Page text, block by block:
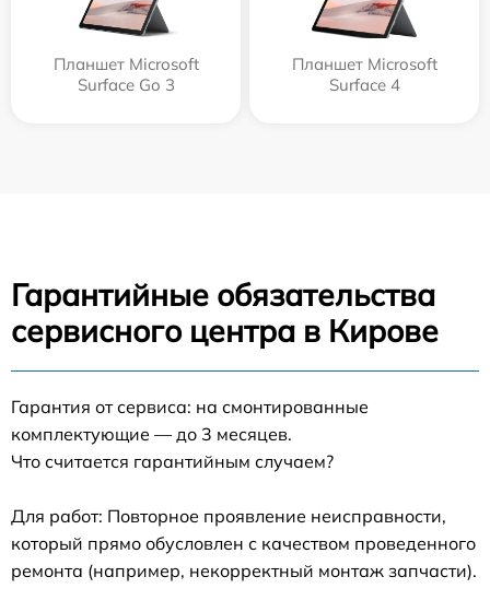
Планшет Microsoft
Surface Go 3
Планшет Microsoft
Surface 4
Гарантийные обязательства
сервисного центра в Кирове
Гарантия от сервиса: на смонтированные
комплектующие — до 3 месяцев.
Что считается гарантийным случаем?
Для работ: Повторное проявление неисправности,
который прямо обусловлен с качеством проведенного
ремонта (например, некорректный монтаж запчасти).